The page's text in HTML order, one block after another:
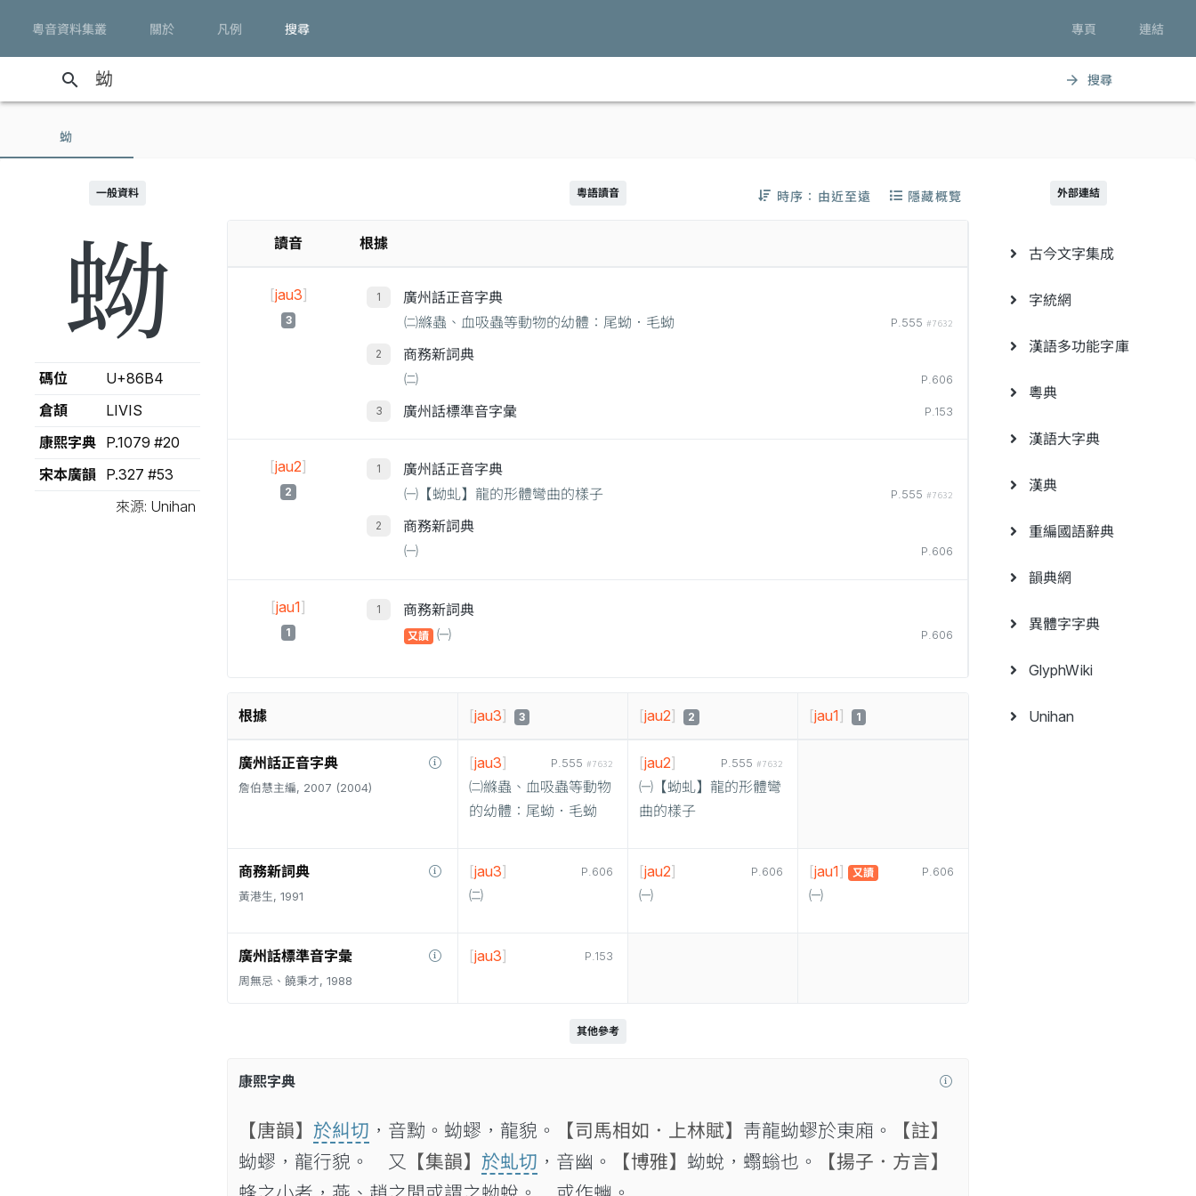
粵音資料集叢 關於 凡例 搜尋 專頁 連結
search arrow_forward 搜尋
蚴
一般資料
蚴
碼位
U+86B4
倉頡
LIVIS
康熙字典
P.1079 #20
宋本廣韻
P.327 #53
來源: Unihan
粵語讀音 時序：由近至遠 隱藏概覽
讀音 根據
[jau3]
3
廣州話正音字典
㈡縧蟲、血吸蟲等動物的幼體：尾蚴．毛蚴
P.555 #7632
商務新詞典
㈡
P.606
廣州話標準音字彙 P.153
[jau2]
2
廣州話正音字典
㈠【蚴虬】龍的形體彎曲的樣子
P.555 #7632
商務新詞典
㈠
P.606
[jau1]
1
商務新詞典
又讀 ㈠ P.606
根據 [jau3] 3 [jau2] 2 [jau1] 1
廣州話正音字典
詹伯慧主編, 2007 (2004)
P.555 #7632
[jau3]
㈡縧蟲、血吸蟲等動物
的幼體：尾蚴．毛蚴
P.555 #7632
[jau2]
㈠【蚴虬】龍的形體彎
曲的樣子
商務新詞典
黃港生, 1991
P.606
[jau3]
㈡
P.606
[jau2]
㈠
P.606
[jau1] 又讀
㈠
廣州話標準音字彙
周無忌、饒秉才, 1988
P.153
[jau3]
其他參考
康熙字典
【唐韻】 於糾切 ，音黝。蚴蟉，龍貌。 【司馬相如．上林賦】 靑龍蚴蟉於東廂。
【註】
蚴蟉，龍行貌。 又
【集韻】 於虬切 ，音幽。 【博雅】 蚴蛻，蠮螉也。
【揚子．方言】
外部連結
古今文字集成
字統網
漢語多功能字庫
粵典
漢語大字典
漢典
重編國語辭典
韻典網
異體字字典
GlyphWiki
Unihan